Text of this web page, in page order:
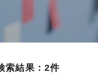
索結果：2件